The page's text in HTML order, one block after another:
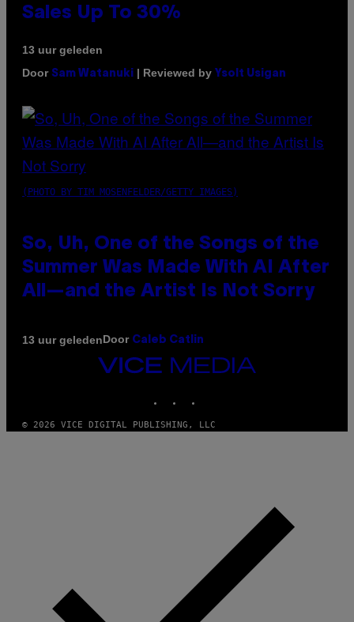
Sales Up To 30%
13 uur geleden
Door Sam Watanuki | Reviewed by Ysolt Usigan
(PHOTO BY TIM MOSENFELDER/GETTY IMAGES)
So, Uh, One of the Songs of the
Summer Was Made With AI After
All—and the Artist Is Not Sorry
13 uur geledenDoor Caleb Catlin
VICE
© 2026 VICE DIGITAL PUBLISHING, LLC